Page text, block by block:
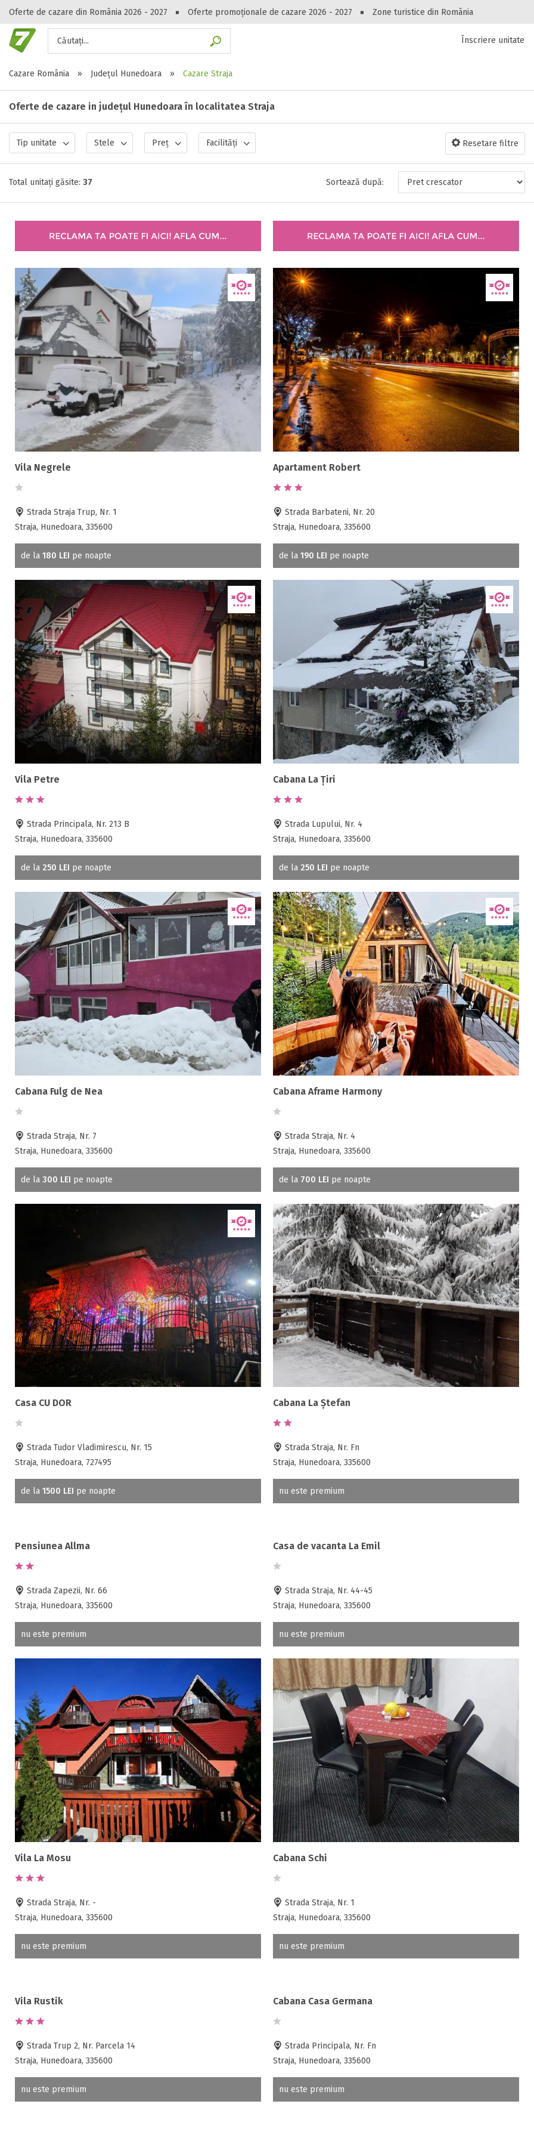
Oferte de cazare din România 2026 - 2027 Oferte promoționale de cazare 2026 - 2027 Zone turistice din România
Căutați...
Peste 10545 oferte de cazare!
Gasești hoteluri, pensiuni, vile, apartamente sau alte unitați
Înscriere unitate
Cazare România
» Județul Hunedoara » Cazare Straja
Oferte de cazare in județul Hunedoara în localitatea Straja
Tip unitate Stele Preț Facilități Resetare filtre
Total unitați găsite: 37 Sortează după:
Vila Negrele
Strada Straja Trup, Nr. 1
Straja, Hunedoara, 335600
de la 180 LEI pe noapte
Apartament Robert
Strada Barbateni, Nr. 20
Straja, Hunedoara, 335600
de la 190 LEI pe noapte
Vila Petre
Strada Principala, Nr. 213 B
Straja, Hunedoara, 335600
de la 250 LEI pe noapte
Cabana La Țiri
Strada Lupului, Nr. 4
Straja, Hunedoara, 335600
de la 250 LEI pe noapte
Cabana Fulg de Nea
Strada Straja, Nr. 7
Straja, Hunedoara, 335600
de la 300 LEI pe noapte
Cabana Aframe Harmony
Strada Straja, Nr. 4
Straja, Hunedoara, 335600
de la 700 LEI pe noapte
Casa CU DOR
Strada Tudor Vladimirescu, Nr. 15
Straja, Hunedoara, 727495
de la 1500 LEI pe noapte
Cabana La Ștefan
Strada Straja, Nr. Fn
Straja, Hunedoara, 335600
nu este premium
Pensiunea Allma
Strada Zapezii, Nr. 66
Straja, Hunedoara, 335600
nu este premium
Casa de vacanta La Emil
Strada Straja, Nr. 44-45
Straja, Hunedoara, 335600
nu este premium
Vila La Mosu
Strada Straja, Nr. -
Straja, Hunedoara, 335600
nu este premium
Cabana Schi
Strada Straja, Nr. 1
Straja, Hunedoara, 335600
nu este premium
Vila Rustik
Strada Trup 2, Nr. Parcela 14
Straja, Hunedoara, 335600
nu este premium
Cabana Casa Germana
Strada Principala, Nr. Fn
Straja, Hunedoara, 335600
nu este premium